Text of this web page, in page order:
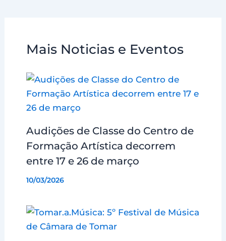
Mais Noticias e Eventos
Audições de Classe do Centro de
Formação Artística decorrem
entre 17 e 26 de março
10/03/2026